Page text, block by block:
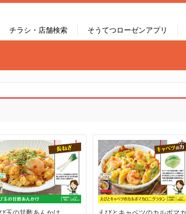
チラシ・店舗検索 そうてつローゼンアプリ